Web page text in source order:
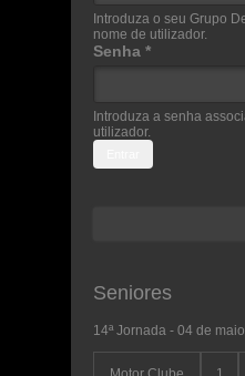
Introduza o seu Grupo
nome de utilizador.
Senha *
Introduza a senha
utilizador.
Seniores
14ª Jornada - 04 de